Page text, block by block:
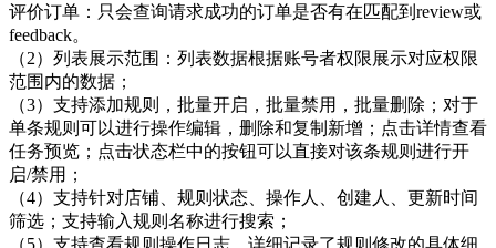
评价订单：只会查询请求成功的订单是否有在匹配到review或
feedback。
（2）列表展示范围：列表数据根据账号者权限展示对应权限
范围内的数据；
（3）支持添加规则，批量开启，批量禁用，批量删除；对于
单条规则可以进行操作编辑，删除和复制新增；点击详情查看
任务预览；点击状态栏中的按钮可以直接对该条规则进行开
启/禁用；
（4）支持针对店铺、规则状态、操作人、创建人、更新时间
筛选；支持输入规则名称进行搜索；
（5）支持查看规则操作日志，详细记录了规则修改的具体细